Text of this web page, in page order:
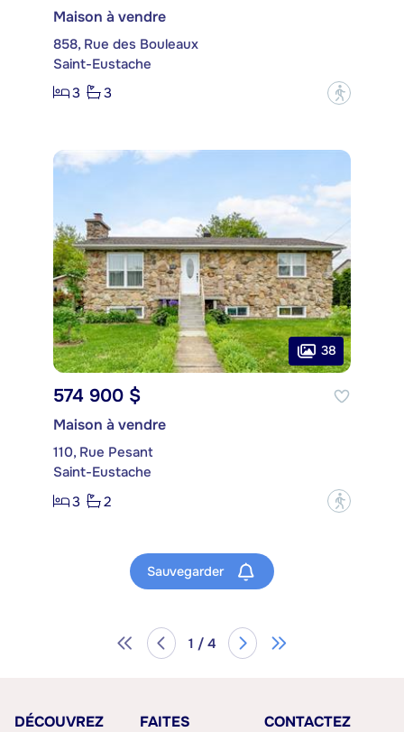
Maison à vendre
858, Rue des Bouleaux
Saint-Eustache
3
3 ?
38
574 900 $
Maison à vendre
110, Rue Pesant
Saint-Eustache
3
2 ?
Sauvegarder
1 / 4
DÉCOUVREZ
FAITES
CONTACTEZ